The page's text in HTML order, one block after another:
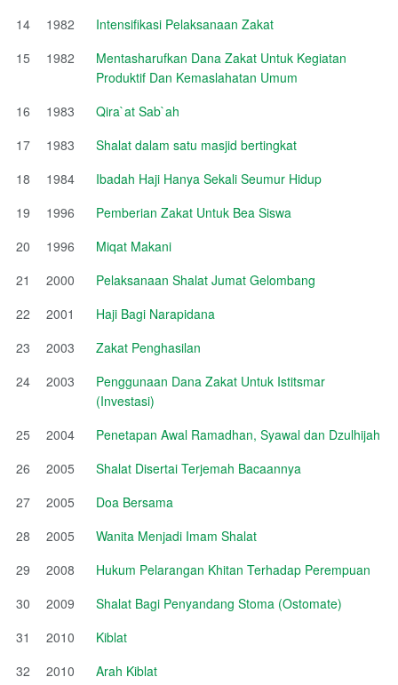
14
1982
Intensifikasi Pelaksanaan Zakat
15
1982
Mentasharufkan Dana Zakat Untuk Kegiatan
Produktif Dan Kemaslahatan Umum
16
1983
Qira`at Sab`ah
17
1983
Shalat dalam satu masjid bertingkat
18
1984
Ibadah Haji Hanya Sekali Seumur Hidup
19
1996
Pemberian Zakat Untuk Bea Siswa
20
1996
Miqat Makani
21
2000
Pelaksanaan Shalat Jumat Gelombang
22
2001
Haji Bagi Narapidana
23
2003
Zakat Penghasilan
24
2003
Penggunaan Dana Zakat Untuk Istitsmar
(Investasi)
25
2004
Penetapan Awal Ramadhan, Syawal dan Dzulhijah
26
2005
Shalat Disertai Terjemah Bacaannya
27
2005
Doa Bersama
28
2005
Wanita Menjadi Imam Shalat
29
2008
Hukum Pelarangan Khitan Terhadap Perempuan
30
2009
Shalat Bagi Penyandang Stoma (Ostomate)
31
2010
Kiblat
32
2010 Arah Kiblat